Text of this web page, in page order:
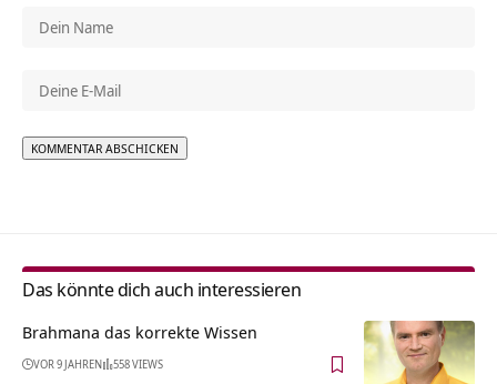
Das könnte dich auch interessieren
Brahmana das korrekte Wissen
VOR 9 JAHREN 558 VIEWS